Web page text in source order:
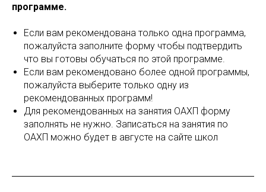
программе.
Если вам рекомендована только одна программа,
пожалуйста заполните форму чтобы подтвердить
что вы готовы обучаться по этой программе.
Если вам рекомендовано более одной программы,
пожалуйста выберите только одну из
рекомендованных программ!
Для рекомендованных на занятия ОАХП форму
заполнять не нужно. Записаться на занятия по
ОАХП можно будет в августе на сайте школ